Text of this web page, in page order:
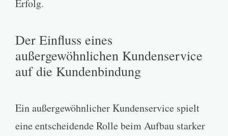
Erfolg.
Der Einfluss eines
außergewöhnlichen Kundenservice
auf die Kundenbindung
Ein außergewöhnlicher Kundenservice spielt
eine entscheidende Rolle beim Aufbau starker